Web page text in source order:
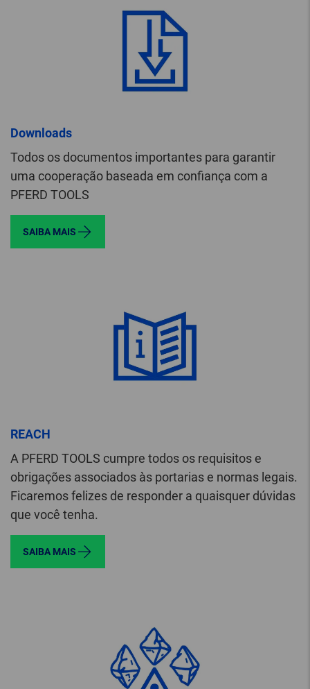
Downloads
Todos os documentos importantes para garantir
uma cooperação baseada em confiança com a
PFERD TOOLS
SAIBA MAIS
REACH
A PFERD TOOLS cumpre todos os requisitos e
obrigações associados às portarias e normas legais.
Ficaremos felizes de responder a quaisquer dúvidas
que você tenha.
SAIBA MAIS